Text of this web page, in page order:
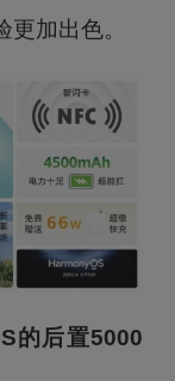
加出色。
的后置5000